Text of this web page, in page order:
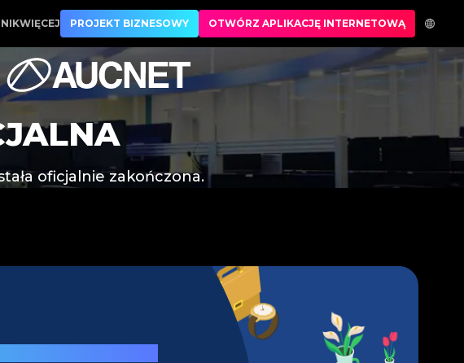
luksusowych i odbierz bonusy! | LegitApp | Twój zaufany partner
WIĘCEJ PROJEKT BIZNESOWY OTWÓRZ APLIKACJĘ INTERNETOWĄ
oficjalnie zakończona.